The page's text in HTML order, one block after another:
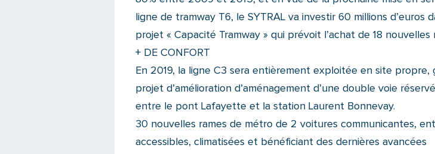
ligne de tramway T6, le SYTRAL va investir 60 millions d’euros
projet « Capacité Tramway » qui prévoit l’achat de 18 nouvelles
+ DE CONFORT
En 2019, la ligne C3 sera entièrement exploitée en site propre,
projet d’amélioration d’aménagement d’une double voie
entre le pont Lafayette et la station Laurent Bonnevay.
30 nouvelles rames de métro de 2 voitures communicantes,
accessibles, climatisées et bénéficiant des dernières avancées